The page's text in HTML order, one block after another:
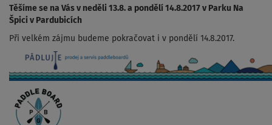
Těšíme se na Vás v neděli 13.8. a pondělí 14.8.2017 v Parku Na
Špici v Pardubicích
Při velkém zájmu budeme pokračovat i v pondělí 14.8.2017.